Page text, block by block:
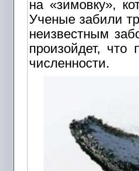
на «зимовку»,
Ученые забили
неизвестным
произойдет, что
численности.